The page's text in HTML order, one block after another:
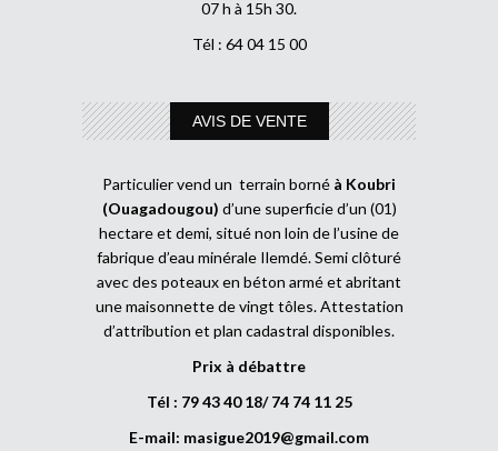
07 h à 15h 30.
Tél : 64 04 15 00
AVIS DE VENTE
Particulier vend un terrain borné à Koubri
(Ouagadougou) d’une superficie d’un (01)
hectare et demi, situé non loin de l’usine de
fabrique d’eau minérale Ilemdé. Semi clôturé
avec des poteaux en béton armé et abritant
une maisonnette de vingt tôles. Attestation
d’attribution et plan cadastral disponibles.
Prix à débattre
Tél : 79 43 40 18/ 74 74 11 25
E-mail: masigue2019@gmail.com